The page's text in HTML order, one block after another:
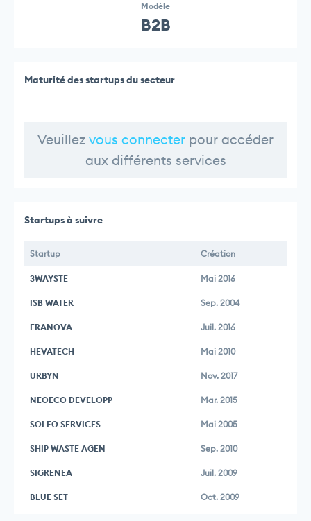
Modèle
B2B
Maturité des startups du secteur
Veuillez vous connecter pour accéder
aux différents services
Startups à suivre
Startup Création
3WAYSTE Mai 2016
ISB WATER Sep. 2004
ERANOVA Juil. 2016
HEVATECH Mai 2010
URBYN Nov. 2017
NEOECO DEVELOPP Mar. 2015
SOLEO SERVICES Mai 2005
SHIP WASTE AGEN Sep. 2010
SIGRENEA Juil. 2009
BLUE SET Oct. 2009